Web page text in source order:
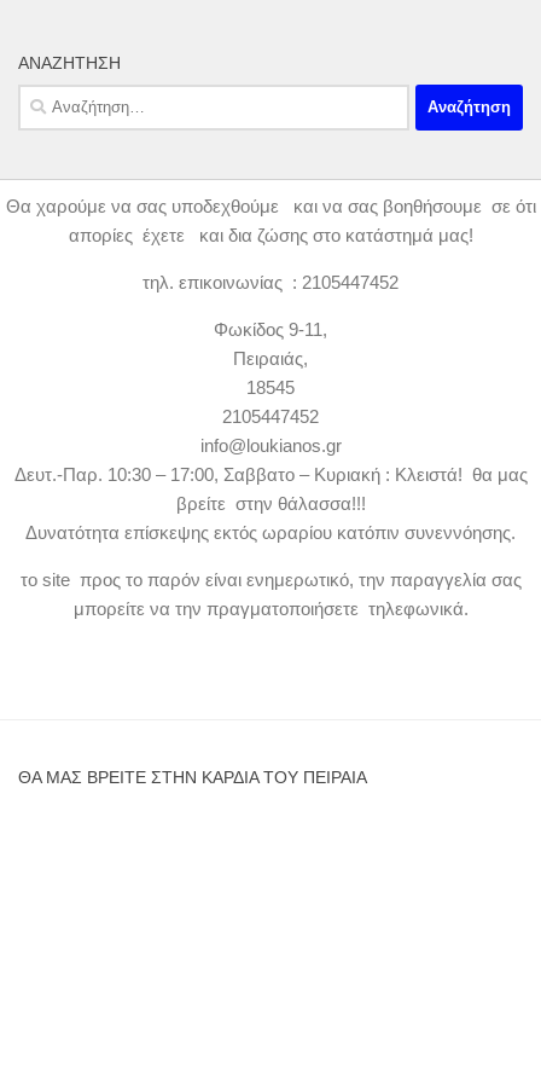
ΑΝΑΖΉΤΗΣΗ
Αναζήτηση
για:
Θα χαρούμε να σας υποδεχθούμε και να σας βοηθήσουμε σε ότι
απορίες έχετε και δια ζώσης στο κατάστημά μας!
τηλ. επικοινωνίας : 2105447452
Φωκίδος 9-11,
Πειραιάς,
18545
2105447452
info@loukianos.gr
Δευτ.-Παρ. 10:30 – 17:00, Σαββατο – Κυριακή : Κλειστά! θα μας
βρείτε στην θάλασσα!!!
Δυνατότητα επίσκεψης εκτός ωραρίου κατόπιν συνεννόησης.
το site προς το παρόν είναι ενημερωτικό, την παραγγελία σας
μπορείτε να την πραγματοποιήσετε τηλεφωνικά.
ΘΑ ΜΑΣ ΒΡΕΊΤΕ ΣΤΗΝ ΚΑΡΔΙΆ ΤΟΥ ΠΕΙΡΑΙΆ